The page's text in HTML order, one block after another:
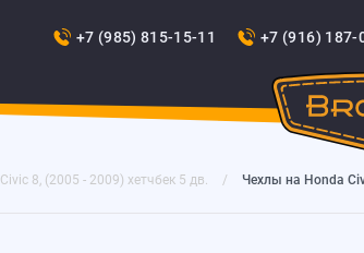
+7 (985) 815-15-11 +7 (916) 187-
Civic 8, (2005 - 2009) хетчбек 5 дв. Чехлы на Honda